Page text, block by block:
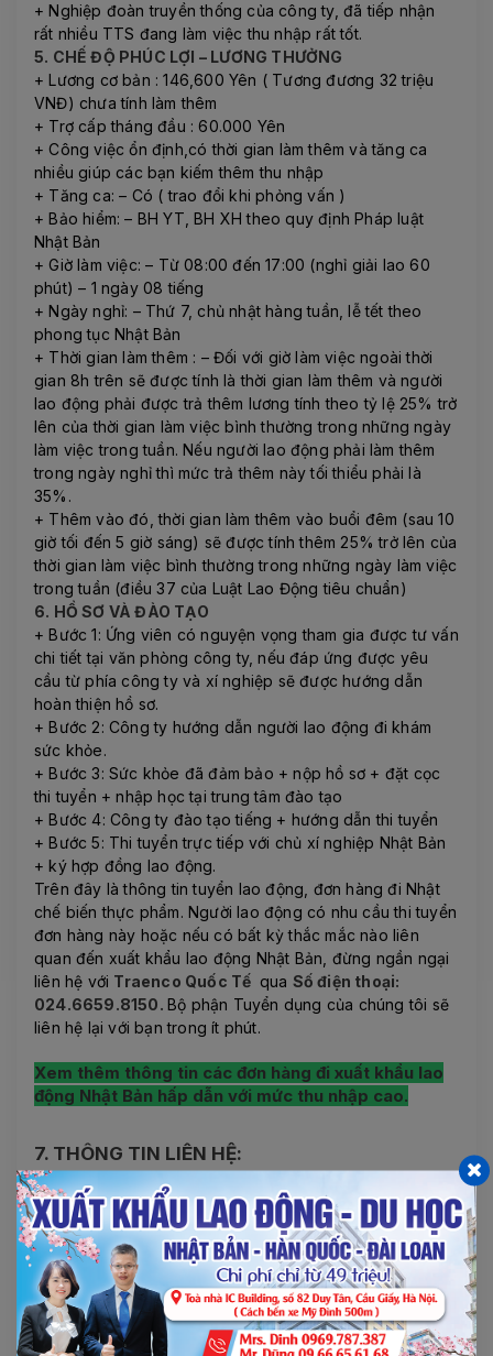
+ Nghiệp đoàn truyền thống của công ty, đã tiếp nhận
rất nhiều TTS đang làm việc thu nhập rất tốt.
5. CHẾ ĐỘ PHÚC LỢI – LƯƠNG THƯỞNG
+ Lương cơ bản : 146,600 Yên ( Tương đương 32 triệu
VNĐ) chưa tính làm thêm
+ Trợ cấp tháng đầu : 60.000 Yên
+ Công việc ổn định,có thời gian làm thêm và tăng ca
nhiều giúp các bạn kiếm thêm thu nhập
+ Tăng ca: – Có ( trao đổi khi phỏng vấn )
+ Bảo hiểm: – BH YT, BH XH theo quy định Pháp luật
Nhật Bản
+ Giờ làm việc: – Từ 08:00 đến 17:00 (nghỉ giải lao 60
phút) – 1 ngày 08 tiếng
+ Ngày nghỉ: – Thứ 7, chủ nhật hàng tuần, lễ tết theo
phong tục Nhật Bản
+ Thời gian làm thêm : – Đối với giờ làm việc ngoài thời
gian 8h trên sẽ được tính là thời gian làm thêm và người
lao động phải được trả thêm lương tính theo tỷ lệ 25% trở
lên của thời gian làm việc bình thường trong những ngày
làm việc trong tuần. Nếu người lao động phải làm thêm
trong ngày nghỉ thì mức trả thêm này tối thiểu phải là
35%.
+ Thêm vào đó, thời gian làm thêm vào buổi đêm (sau 10
giờ tối đến 5 giờ sáng) sẽ được tính thêm 25% trở lên của
thời gian làm việc bình thường trong những ngày làm việc
trong tuần (điều 37 của Luật Lao Động tiêu chuẩn)
6. HỒ SƠ VÀ ĐÀO TẠO
+ Bước 1: Ứng viên có nguyện vọng tham gia được tư vấn
chi tiết tại văn phòng công ty, nếu đáp ứng được yêu
cầu từ phía công ty và xí nghiệp sẽ được hướng dẫn
hoàn thiện hồ sơ.
+ Bước 2: Công ty hướng dẫn người lao động đi khám
sức khỏe.
+ Bước 3: Sức khỏe đã đảm bảo + nộp hồ sơ + đặt cọc
thi tuyển + nhập học tại trung tâm đào tạo
+ Bước 4: Công ty đào tạo tiếng + hướng dẫn thi tuyển
+ Bước 5: Thi tuyển trực tiếp với chủ xí nghiệp Nhật Bản
+ ký hợp đồng lao động.
Trên đây là thông tin tuyển lao động, đơn hàng đi Nhật
chế biến thực phẩm. Người lao động có nhu cầu thi tuyển
đơn hàng này hoặc nếu có bất kỳ thắc mắc nào liên
quan đến xuất khẩu lao động Nhật Bản, đừng ngần ngại
liên hệ với Traenco Quốc Tế qua Số điện thoại:
024.6659.8150. Bộ phận Tuyển dụng của chúng tôi sẽ
liên hệ lại với bạn trong ít phút.
Xem thêm thông tin các đơn hàng đi xuất khẩu lao
động Nhật Bản hấp dẫn với mức thu nhập cao.
7. THÔNG TIN LIÊN HỆ:
CÔNG TY XUẤT KHẨU LAO ĐỘNG TRAENCO
QUỐC TẾ
Địa chỉ:174 Trần Vỹ ( Đối diện Học Viện Tư Pháp ), Mai
Dịch, Cầu Giấy, Hà Nội
Tell: 024.6659.8150 - Fax: (84-24) 3212 368